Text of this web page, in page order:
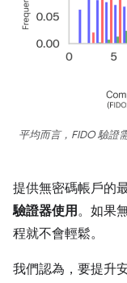
平均而言，FIDO 驗證
提供無密碼帳戶的
驗證器使用。如果
程就不會輕鬆。
我們認為，要提升